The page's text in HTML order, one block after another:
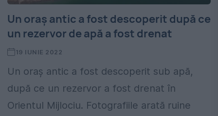
Un oraș antic a fost descoperit după ce
un rezervor de apă a fost drenat
19 IUNIE 2022
Un oraș antic a fost descoperit sub apă,
după ce un rezervor a fost drenat în
Orientul Mijlociu. Fotografiile arată ruine